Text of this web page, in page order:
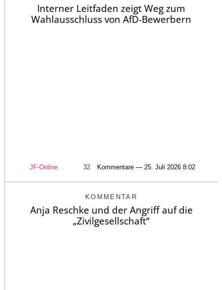
Interner Leitfaden zeigt Weg zum
Wahlausschluss von AfD-Bewerbern
JF-Online 32 Kommentare — 25. Juli 2026 8:02
KOMMENTAR
Anja Reschke und der Angriff auf die
„Zivilgesellschaft“